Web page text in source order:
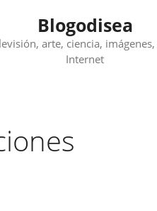
Blogodisea
arte, ciencia,
Internet